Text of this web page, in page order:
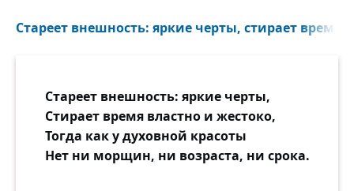
Стареет внешность: яркие черты, стирает время
Стареет внешность: яркие черты,
Стирает время властно и жестоко,
Тогда как у духовной красоты
Нет ни морщин, ни возраста, ни срока.